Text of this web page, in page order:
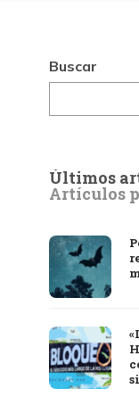
Buscar
Últimos
Artículos